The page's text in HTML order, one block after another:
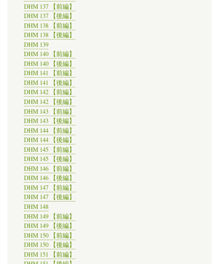
DHM 137 【前編】
DHM 137 【後編】
DHM 138 【前編】
DHM 138 【後編】
DHM 139
DHM 140 【前編】
DHM 140 【後編】
DHM 141 【前編】
DHM 141 【後編】
DHM 142 【前編】
DHM 142 【後編】
DHM 143 【前編】
DHM 143 【後編】
DHM 144 【前編】
DHM 144 【後編】
DHM 145 【前編】
DHM 145 【後編】
DHM 146 【前編】
DHM 146 【後編】
DHM 147 【前編】
DHM 147 【後編】
DHM 148
DHM 149 【前編】
DHM 149 【後編】
DHM 150 【前編】
DHM 150 【後編】
DHM 151 【前編】